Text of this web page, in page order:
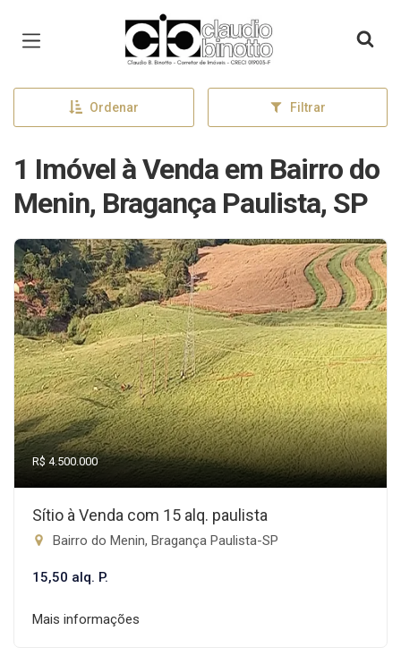
Página inicial
Ordenar Filtrar
1 Imóvel à Venda em Bairro do
Menin, Bragança Paulista, SP
R$ 4.500.000
Sítio à Venda com 15 alq. paulista
Bairro do Menin, Bragança Paulista-SP
15,50 alq. P.
Mais informações